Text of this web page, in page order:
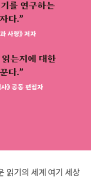
세계 여기 세상